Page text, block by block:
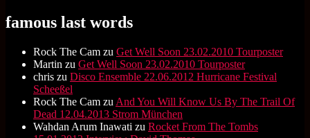
famous last words
Rock The Cam zu Get Well Soon 23.02.2010 Tourposter
Martin zu Get Well Soon 23.02.2010 Tourposter
chris zu Disco Ensemble 22.06.2012 Hurricane Festival
Scheeßel
Rock The Cam zu And You Will Know Us By The Trail Of
Dead 12.04.2013 Strom München
Wahdan Arum Inawati zu Rocket From The Tombs